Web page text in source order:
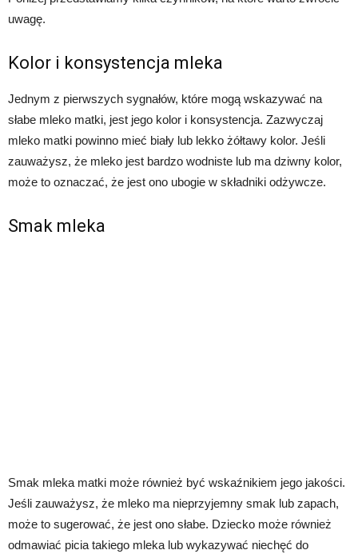
uwagę.
Kolor i konsystencja mleka
Jednym z pierwszych sygnałów, które mogą wskazywać na
słabe mleko matki, jest jego kolor i konsystencja. Zazwyczaj
mleko matki powinno mieć biały lub lekko żółtawy kolor. Jeśli
zauważysz, że mleko jest bardzo wodniste lub ma dziwny kolor,
może to oznaczać, że jest ono ubogie w składniki odżywcze.
Smak mleka
Smak mleka matki może również być wskaźnikiem jego jakości.
Jeśli zauważysz, że mleko ma nieprzyjemny smak lub zapach,
może to sugerować, że jest ono słabe. Dziecko może również
odmawiać picia takiego mleka lub wykazywać niechęć do